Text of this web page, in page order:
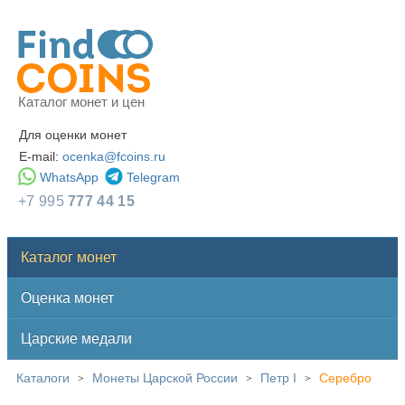
Каталог монет и цен
Для оценки монет
E-mail: ocenka@fcoins.ru
WhatsApp
Telegram
+7 995777 44 15
Каталог монет
Оценка монет
Царские медали
Каталоги > Монеты Царской России > Петр I > Серебро